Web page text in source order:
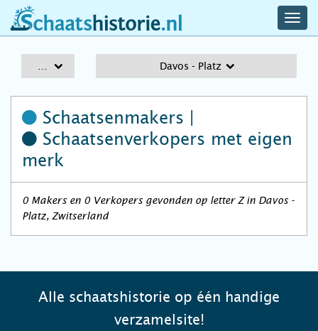
schaatshistorie.nl
Davos - Platz
Schaatsenmakers |
Schaatsenverkopers met eigen
merk
0 Makers en 0 Verkopers gevonden op letter Z in Davos -
Platz, Zwitserland
Alle schaatshistorie op één handige
verzamelsite!